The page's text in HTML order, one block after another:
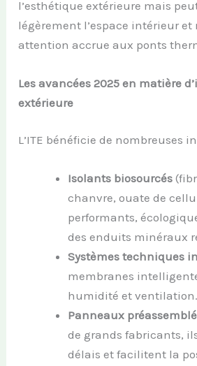
l’esthétique extérieure mais
légèrement l’espace intérieur et
attention accrue aux ponts
Les avancées 2025 en matière
extérieure
L’ITE bénéficie de nombreuses
Isolants biosourcés
chanvre, ouate de
performants,
des enduits minéraux
Systèmes techniques
membranes
humidité et ventilation.
Panneaux
de grands fabricants,
délais et facilitent la